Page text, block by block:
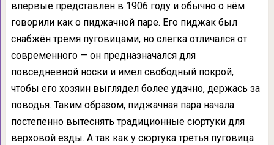
впервые представлен в 1906 году и обычно о нём
говорили как о пиджачной паре. Его пиджак был
снабжён тремя пуговицами, но слегка отличался от
современного — он предназначался для
повседневной носки и имел свободный покрой,
чтобы его хозяин выглядел более удачно, держась за
поводья. Таким образом, пиджачная пара начала
постепенно вытеснять традиционные сюртуки для
верховой езды. А так как у сюртука третья пуговица